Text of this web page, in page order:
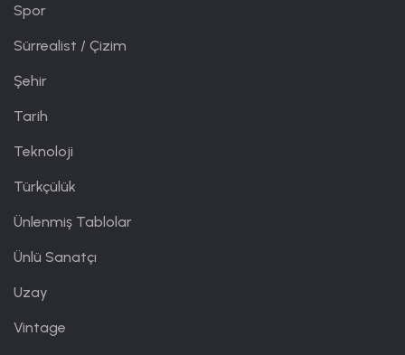
Spor
Sürrealist / Çizim
Şehir
Tarih
Teknoloji
Türkçülük
Ünlenmiş Tablolar
Ünlü Sanatçı
Uzay
Vintage